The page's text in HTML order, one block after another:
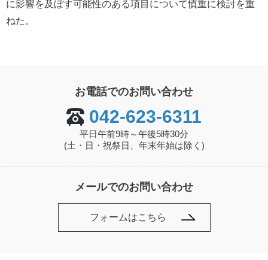
に影響を及ぼす可能性のある項目について慎重に検討を重
ねた。
お電話でのお問い合わせ
042-623-6311
平日午前9時～午後5時30分
(土・日・祝祭日、年末年始は除く)
メールでのお問い合わせ
フォームはこちら